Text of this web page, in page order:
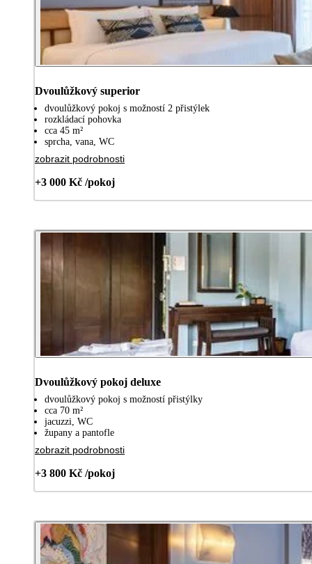
Dvoulůžkový superior
dvoulůžkový pokoj s možností 2 přistýlek
rozkládací pohovka
cca 45 m²
sprcha, vana, WC
zobrazit podrobnosti
+3 000 Kč /pokoj
Dvoulůžkový pokoj deluxe
dvoulůžkový pokoj s možností přistýlky
cca 70 m²
jacuzzi, WC
župany a pantofle
zobrazit podrobnosti
+3 800 Kč /pokoj